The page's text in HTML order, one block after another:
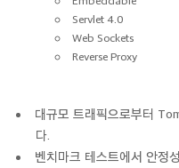
Servlet 4.0
Web Sockets
Reverse Proxy
대규모 트래픽으로부터
다.
벤치마크 테스트에서 안정